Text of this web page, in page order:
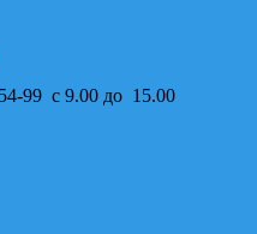
99 с 9.00 до 15.00